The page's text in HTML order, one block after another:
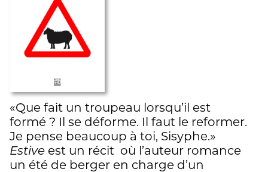
«Que fait un troupeau lorsqu’il est
formé ? Il se déforme. Il faut le reformer.
Je pense beaucoup à toi, Sisyphe.»
Estive est un récit où l’auteur romance
un été de berger en charge d’un